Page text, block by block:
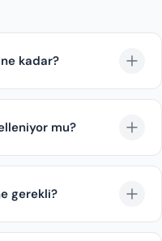
ne kadar?
veya Demo &
mu?
geliştirilen ve
Sektörü takip ediyor,
ürünümüzü
gerekli?
belgenizin olması